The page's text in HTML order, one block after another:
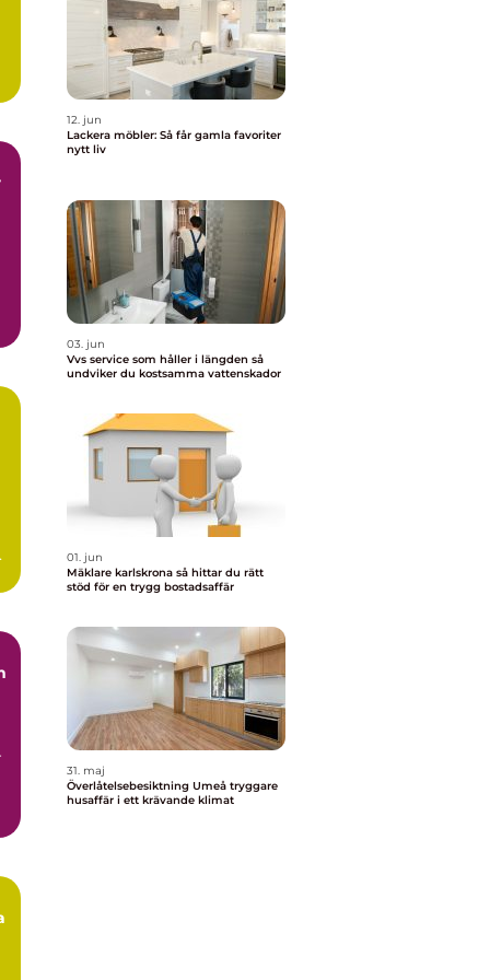
12. jun
Lackera möbler: Så får gamla favoriter
nytt liv
03. jun
Vvs service som håller i längden så
undviker du kostsamma vattenskador
01. jun
Mäklare karlskrona så hittar du rätt
stöd för en trygg bostadsaffär
31. maj
Överlåtelsebesiktning Umeå tryggare
husaffär i ett krävande klimat